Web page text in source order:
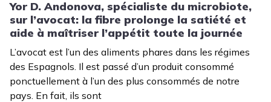
Yor D. Andonova, spécialiste du microbiote,
sur l’avocat: la fibre prolonge la satiété et
aide à maîtriser l’appétit toute la journée
L’avocat est l’un des aliments phares dans les régimes
des Espagnols. Il est passé d’un produit consommé
ponctuellement à l’un des plus consommés de notre
pays. En fait, ils sont